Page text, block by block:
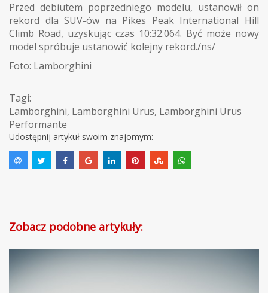
Przed debiutem poprzedniego modelu, ustanowił on
rekord dla SUV-ów na Pikes Peak International Hill
Climb Road, uzyskując czas 10:32.064. Być może nowy
model spróbuje ustanowić kolejny rekord./ns/
Foto: Lamborghini
Tagi:
Lamborghini, Lamborghini Urus, Lamborghini Urus
Performante
Udostępnij artykuł swoim znajomym:
Zobacz podobne artykuły: